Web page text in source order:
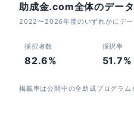
助成金.com全体のデー
2022〜2026年度のいずれかにデー
採択者数
82.6%
採択率
51.7%
掲載率は公開中の全助成プログラム